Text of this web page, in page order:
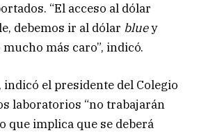
“El acceso al dólar
debemos ir al dólar bluey
más caro”, indicó.
indicó el presidente del Colegio
laboratorios “no trabajarán
que implica que se deberá